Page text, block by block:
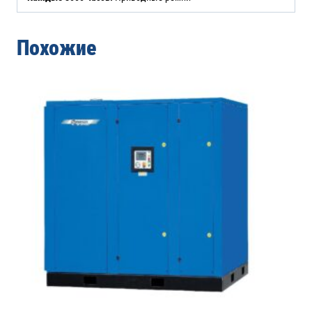
Похожие